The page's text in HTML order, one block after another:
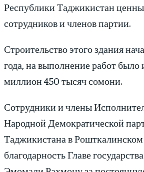
Республики Таджикистан
сотрудников и членов партии.
Строительство этого здания
года, на выполнение работ было
миллион 450 тысяч сомони.
Сотрудники и члены
Народной Демократической
Таджикистана в
благодарность Главе